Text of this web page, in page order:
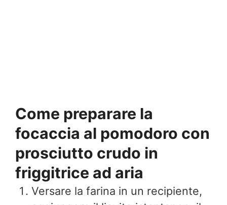
Come preparare la
focaccia al pomodoro con
prosciutto crudo in
friggitrice ad aria
Versare la farina in un recipiente,